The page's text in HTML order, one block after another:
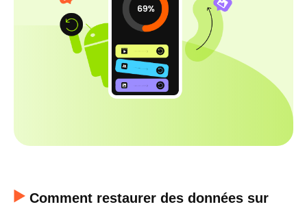
Comment restaurer des données sur